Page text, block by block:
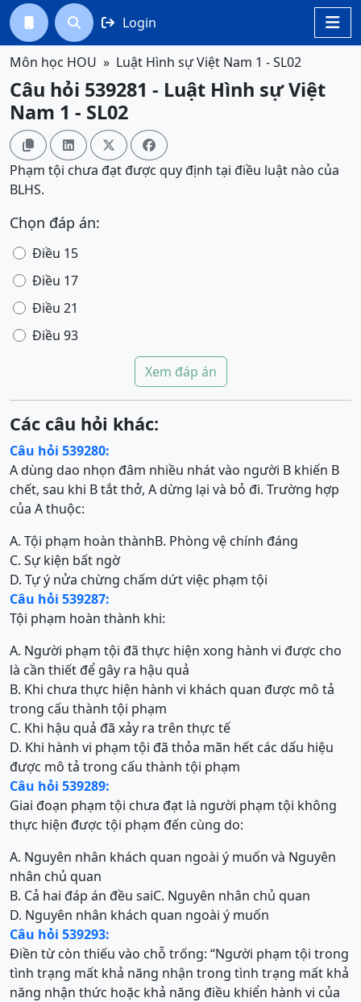

  Login
Môn học HOU Luật Hình sự Việt Nam 1 - SL02
Câu hỏi 539281 - Luật Hình sự Việt
Nam 1 - SL02
   
Phạm tội chưa đạt được quy định tại điều luật nào của
BLHS.
Chọn đáp án:
Điều 15
Điều 17
Điều 21
Điều 93
Xem đáp án
Các câu hỏi khác:
Câu hỏi 539280:
A dùng dao nhọn đâm nhiều nhát vào người B khiến B
chết, sau khi B tắt thở, A dừng lại và bỏ đi. Trường hợp
của A thuộc:
A. Tội phạm hoàn thànhB. Phòng vệ chính đáng
C. Sự kiện bất ngờ
D. Tự ý nửa chừng chấm dứt việc phạm tội
Câu hỏi 539287:
Tội phạm hoàn thành khi:
A. Người phạm tội đã thực hiện xong hành vi được cho
là cần thiết để gây ra hậu quả
B. Khi chưa thực hiện hành vi khách quan được mô tả
trong cấu thành tội phạm
C. Khi hậu quả đã xảy ra trên thực tế
D. Khi hành vi phạm tội đã thỏa mãn hết các dấu hiệu
được mô tả trong cấu thành tội phạm
Câu hỏi 539289:
Giai đoạn phạm tội chưa đạt là người phạm tội không
thực hiện được tội phạm đến cùng do:
A. Nguyên nhân khách quan ngoài ý muốn và Nguyên
nhân chủ quan
B. Cả hai đáp án đều saiC. Nguyên nhân chủ quan
D. Nguyên nhân khách quan ngoài ý muốn
Câu hỏi 539293:
Điền từ còn thiếu vào chỗ trống: “Người phạm tội trong
tình trạng mất khả năng nhận trong tình trạng mất khả
năng nhận thức hoặc khả năng điều khiển hành vi của